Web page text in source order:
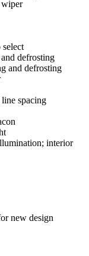
wiper
defrosting
and defrosting
spacing
interior
new design